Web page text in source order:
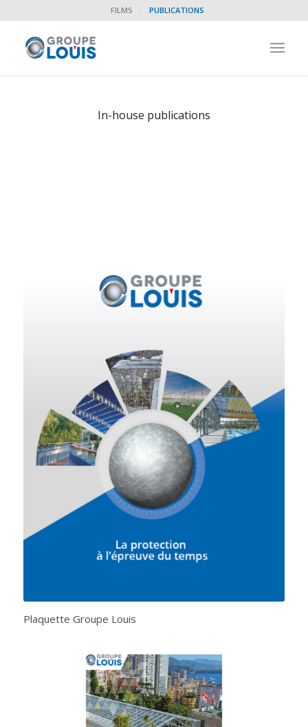
FILMS PUBLICATIONS
In-house publications
Plaquette Groupe Louis